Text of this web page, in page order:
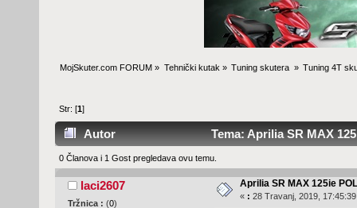
MojSkuter.com FORUM » Tehnički kutak » Tuning skutera » Tuning 4T
Str: [1]
Autor Tema: Aprilia SR MAX
0 Članova i 1 Gost pregledava ovu temu.
laci2607
Tržnica : (0)
Aprilia SR MAX 125ie
« : 28 Travanj, 2019,